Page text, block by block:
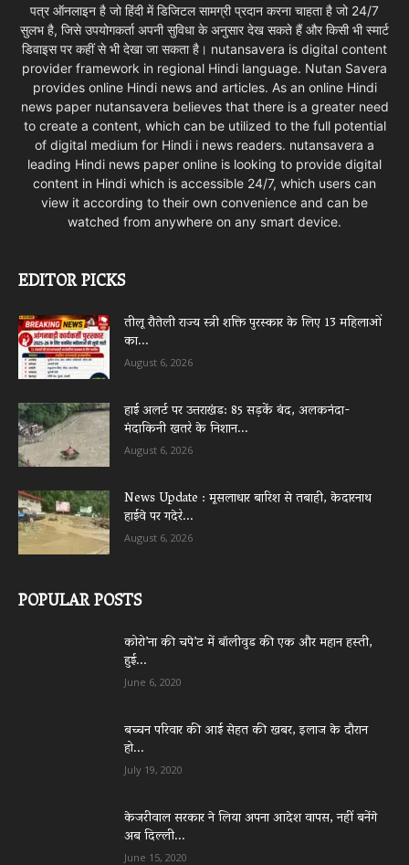
पत्र ऑनलाइन है जो हिंदी में डिजिटल सामग्री प्रदान करना चाहता है जो 24/7
सुलभ है, जिसे उपयोगकर्ता अपनी सुविधा के अनुसार देख सकते हैं और किसी भी स्मार्ट
डिवाइस पर कहीं से भी देखा जा सकता है। nutansavera is digital content
provider framework in regional Hindi language. Nutan Savera
provides online Hindi news and articles. As an online Hindi
news paper nutansavera believes that there is a greater need
to create a content, which can be utilized to the full potential
of digital medium for Hindi i news readers. nutansavera a
leading Hindi news paper online is looking to provide digital
content in Hindi which is accessible 24/7, which users can
view it according to their own convenience and can be
watched from anywhere on any smart device.
EDITOR PICKS
तीलू रौतेली राज्य स्त्री शक्ति पुरस्कार के लिए 13 महिलाओं
का...
August 6, 2026
हाई अलर्ट पर उत्तराखंड: 85 सड़कें बंद, अलकनंदा-
मंदाकिनी खतरे के निशान...
August 6, 2026
News Update : मूसलाधार बारिश से तबाही, केदारनाथ
हाईवे पर गदेरे...
August 6, 2026
POPULAR POSTS
कोरो’ना की चपे’ट में बॉलीवुड की एक और महान हस्ती,
हुई...
June 6, 2020
बच्चन परिवार की आई सेहत की खबर, इलाज के दौरान
हो...
July 19, 2020
केजरीवाल सरकार ने लिया अपना आदेश वापस, नहीं बनेंगे
अब दिल्ली...
June 15, 2020